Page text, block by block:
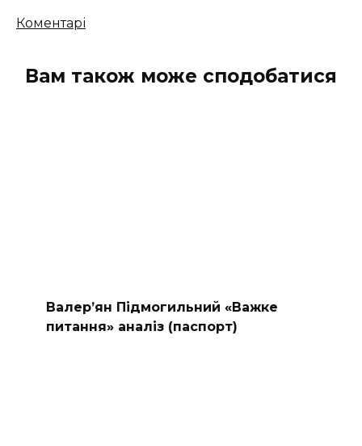
Кількість
Коментарі
Вам також може сподобатися
Валер’ян Підмогильний «Важке
питання» аналіз (паспорт)